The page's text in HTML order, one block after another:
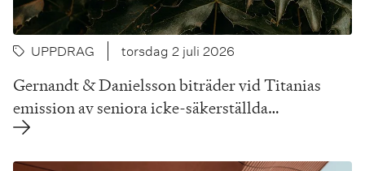
UPPDRAG torsdag 2 juli 2026
Gernandt & Danielsson biträder vid Titanias
emission av seniora icke-säkerställda…